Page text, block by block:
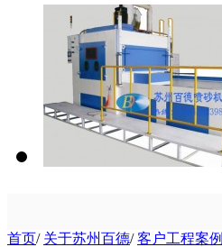
首页/ 关于苏州百德/客户工程案例